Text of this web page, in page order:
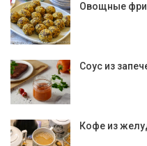
Овощные
Соус из
Кофе из